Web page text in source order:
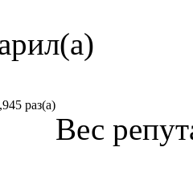
раз(а)
Вес